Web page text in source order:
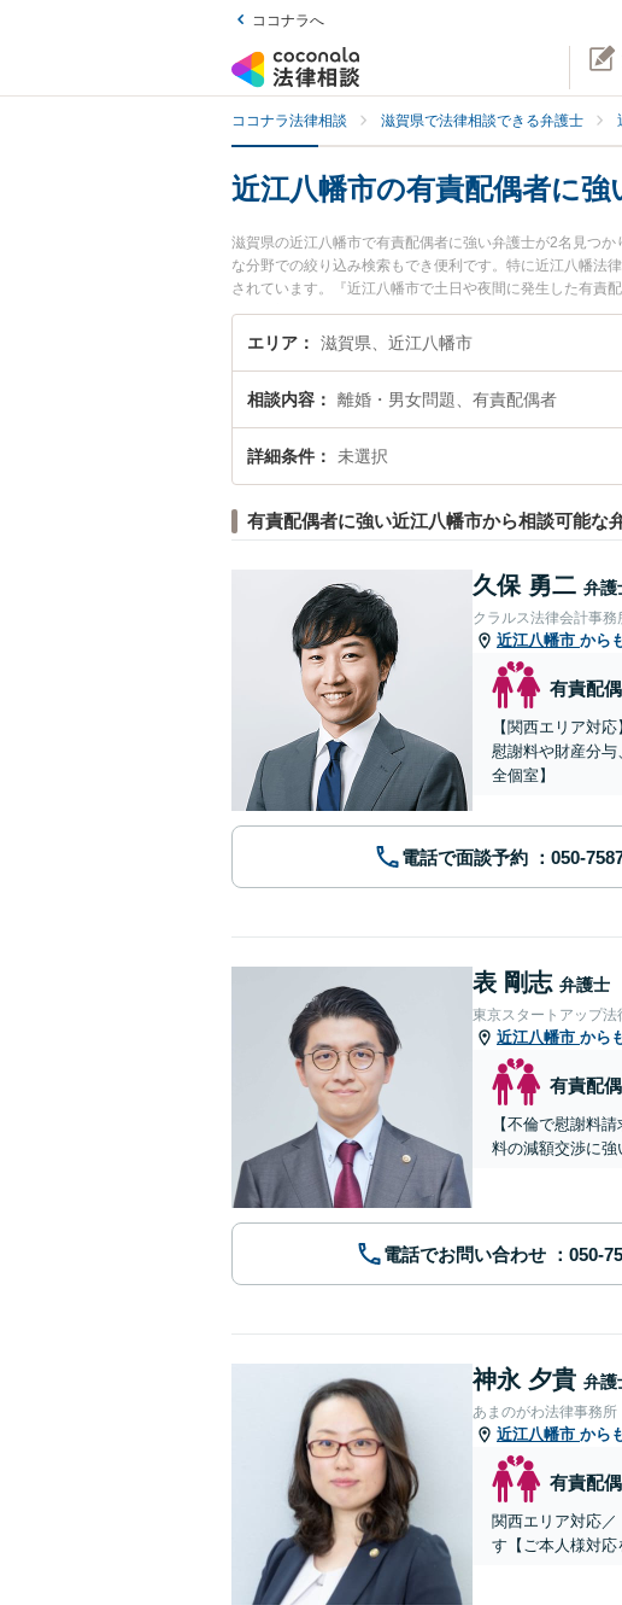
ココナラへ
ココナラ法律相談 滋賀県で法律相談できる弁護士
近江八幡市の有責配偶者に強
滋賀県の近江八幡市で有責配偶者に強い弁護士が2名見つ
な分野での絞り込み検索もでき便利です。特に近江八幡法
されています。『近江八幡市で土日や夜間に発生した有責
い』『初回相談無料で有責配偶者を法律相談できる近江八
エリア 滋賀県、近江八幡市
相談内容 離婚・男女問題、有責配偶者
詳細条件 未選択
有責配偶者に強い近江八幡市から相談可能な
久保 勇二 弁護
クラルス法律会計事務
近江八幡市 から
有責配
【関西エリア対
慰謝料や財産分
全個室】
電話で面談予約
表 剛志 弁護士
東京スタートアップ
近江八幡市 から
有責配
【不倫で慰謝料
料の減額交渉に強
電話でお問い合わせ
神永 夕貴 弁護
あまのがわ法律事務所
近江八幡市 から
有責配
関西エリア対応
す【ご本人様対応